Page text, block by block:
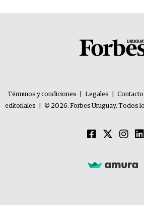
Términos y condiciones Legales Contacto
editoriales
© 2026. Forbes Uruguay. Todos